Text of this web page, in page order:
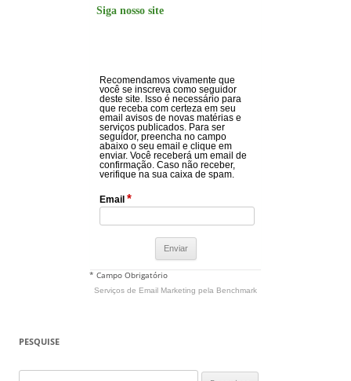
Siga nosso site
Recomendamos vivamente que
você se inscreva como seguidor
deste site. Isso é necessário para
que receba com certeza em seu
email avisos de novas matérias e
serviços publicados. Para ser
seguidor, preencha no campo
abaixo o seu email e clique em
enviar. Você receberá um email de
confirmação. Caso não receber,
verifique na sua caixa de spam.
Email *
* Campo Obrigatório
Serviços de Email Marketing pela Benchmark
PESQUISE